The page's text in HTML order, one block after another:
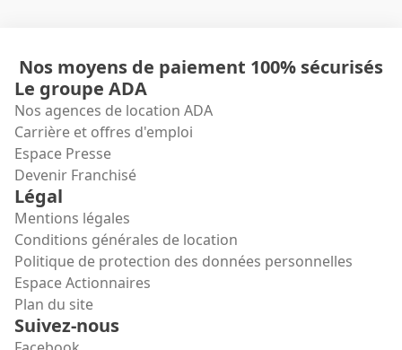
Nos moyens de paiement 100% sécurisés
Le groupe ADA
Nos agences de location ADA
Carrière et offres d'emploi
Espace Presse
Devenir Franchisé
Légal
Mentions légales
Conditions générales de location
Politique de protection des données personnelles
Espace Actionnaires
Plan du site
Suivez-nous